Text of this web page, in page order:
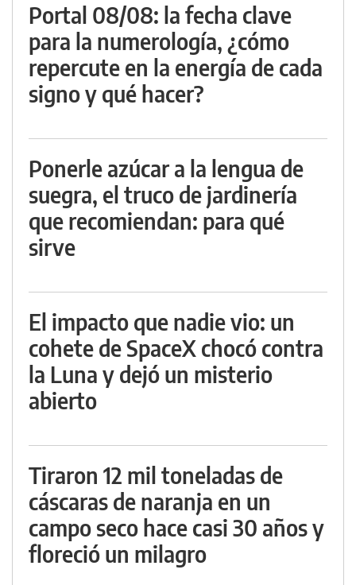
Portal 08/08: la fecha clave
para la numerología, ¿cómo
repercute en la energía de cada
signo y qué hacer?
Ponerle azúcar a la lengua de
suegra, el truco de jardinería
que recomiendan: para qué
sirve
El impacto que nadie vio: un
cohete de SpaceX chocó contra
la Luna y dejó un misterio
abierto
Tiraron 12 mil toneladas de
cáscaras de naranja en un
campo seco hace casi 30 años y
floreció un milagro